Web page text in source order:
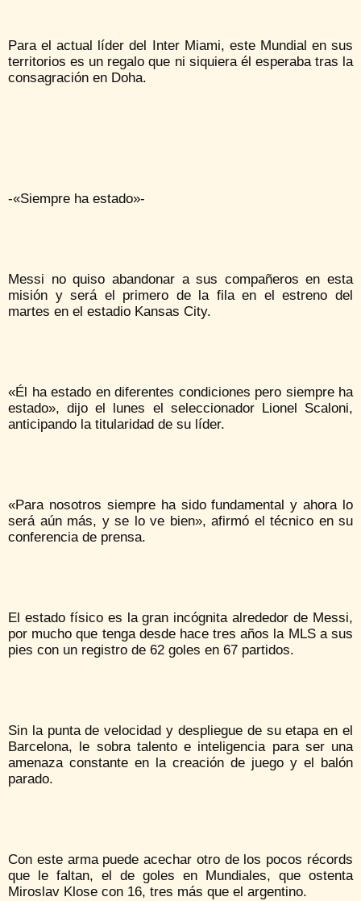
Para el actual líder del Inter Miami, este Mundial en sus
territorios es un regalo que ni siquiera él esperaba tras la
consagración en Doha.
-«Siempre ha estado»-
Messi no quiso abandonar a sus compañeros en esta
misión y será el primero de la fila en el estreno del
martes en el estadio Kansas City.
«Él ha estado en diferentes condiciones pero siempre ha
estado», dijo el lunes el seleccionador Lionel Scaloni,
anticipando la titularidad de su líder.
«Para nosotros siempre ha sido fundamental y ahora lo
será aún más, y se lo ve bien», afirmó el técnico en su
conferencia de prensa.
El estado físico es la gran incógnita alrededor de Messi,
por mucho que tenga desde hace tres años la MLS a sus
pies con un registro de 62 goles en 67 partidos.
Sin la punta de velocidad y despliegue de su etapa en el
Barcelona, ​​le sobra talento e inteligencia para ser una
amenaza constante en la creación de juego y el balón
parado.
Con este arma puede acechar otro de los pocos récords
que le faltan, el de goles en Mundiales, que ostenta
Miroslav Klose con 16, tres más que el argentino.